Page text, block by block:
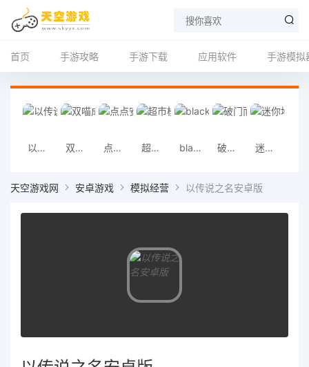
首页 手游攻略 手游下载 应用软件 手游模拟
以传说之名安卓版 双喵成行安卓版 点点安卓版 超市模拟器安卓版 blackpink the game安卓版 破门而入中文版安卓手机版 迷你地铁安卓手机版
天空游戏网 安卓游戏 模拟经营 以传说之名安卓版